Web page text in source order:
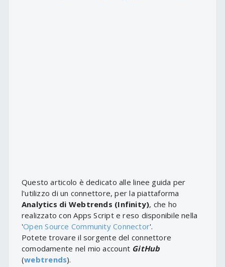
Questo articolo è dedicato alle linee guida per
l'utilizzo di un connettore, per la piattaforma
Analytics di Webtrends (Infinity), che ho
realizzato con Apps Script e reso disponibile nella
'Open Source Community Connector'.
Potete trovare il sorgente del connettore
comodamente nel mio account GitHub
(webtrends).